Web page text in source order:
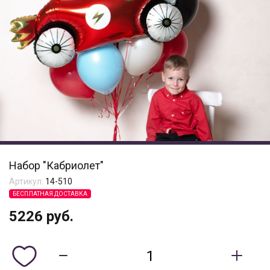
Набор "Кабриолет"
Артикул: 14-510
БЕСПЛАТНАЯ ДОСТАВКА
5226 руб.